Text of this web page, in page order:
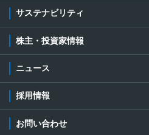
サステナビリティ
株主・投資家情報
ニュース
採用情報
新規ウィンドウを開きます
お問い合わせ